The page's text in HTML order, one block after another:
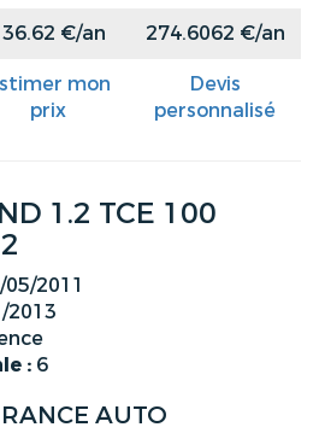
€/an 274.6062 €/an
mon
prix
Devis
personnalisé
1.2 TCE 100
05/2011
2013
: 6
AUTO